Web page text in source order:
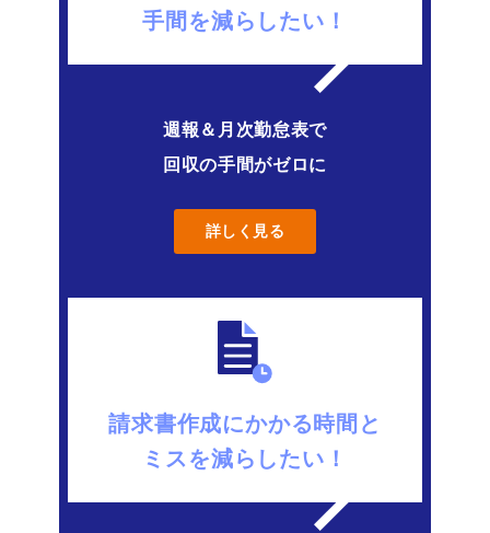
手間を減らしたい！
週報＆月次勤怠表で
回収の手間がゼロに
詳しく見る
請求書作成にかかる時間と
ミスを減らしたい！